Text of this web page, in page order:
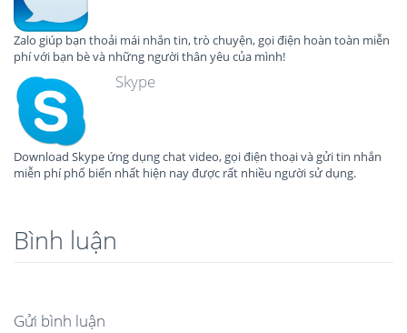
Zalo giúp bạn thoải mái nhắn tin, trò chuyện, gọi điện hoàn toàn miễn
phí với bạn bè và những người thân yêu của mình!
Skype
Download Skype ứng dụng chat video, gọi điện thoại và gửi tin nhắn
miễn phí phổ biến nhất hiện nay được rất nhiều người sử dụng.
Bình luận
Gửi bình luận